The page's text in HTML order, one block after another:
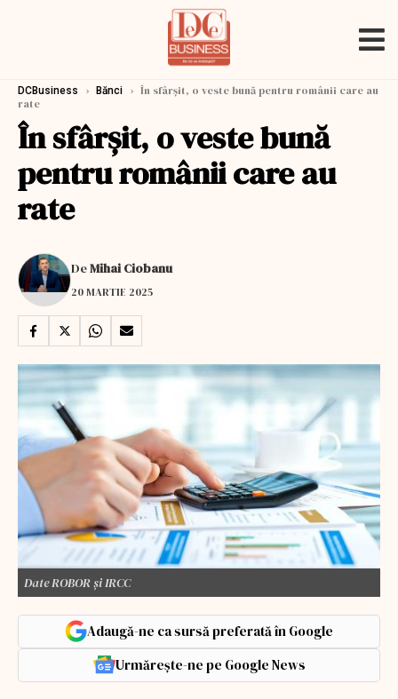
DCBusiness › Bănci › În sfârşit, o veste bună pentru românii care au
rate
În sfârşit, o veste bună
pentru românii care au
rate
DeMihai Ciobanu
20 MARTIE 2025
Date ROBOR și IRCC
Adaugă-ne ca sursă preferată în Google
Urmărește-ne pe Google News